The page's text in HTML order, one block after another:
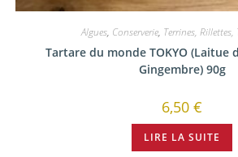
Algues, Conserverie, Terrines,
Tartare du monde TOKYO (Laitue
Gingembre) 90g
6,50 €
LIRE LA SUITE